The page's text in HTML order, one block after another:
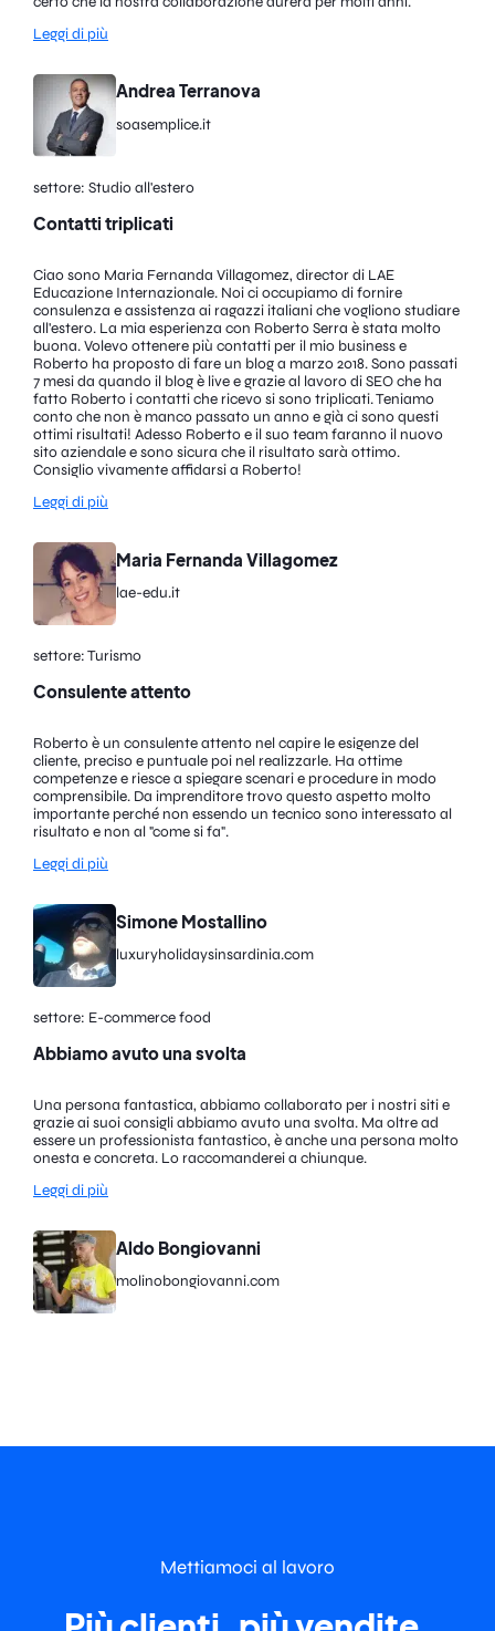
Leggi di più
Andrea Terranova
soasemplice.it
settore: Studio all'estero
Contatti triplicati
Ciao sono Maria Fernanda Villagomez, director di LAE
Educazione Internazionale. Noi ci occupiamo di fornire
consulenza e assistenza ai ragazzi italiani che vogliono studiare
all'estero. La mia esperienza con Roberto Serra è stata molto
buona. Volevo ottenere più contatti per il mio business e
Roberto ha proposto di fare un blog a marzo 2018. Sono passati
7 mesi da quando il blog è live e grazie al lavoro di SEO che ha
fatto Roberto i contatti che ricevo si sono triplicati. Teniamo
conto che non è manco passato un anno e già ci sono questi
ottimi risultati! Adesso Roberto e il suo team faranno il nuovo
sito aziendale e sono sicura che il risultato sarà ottimo.
Consiglio vivamente affidarsi a Roberto!
Leggi di più
Maria Fernanda Villagomez
lae-edu.it
settore: Turismo
Consulente attento
Roberto è un consulente attento nel capire le esigenze del
cliente, preciso e puntuale poi nel realizzarle. Ha ottime
competenze e riesce a spiegare scenari e procedure in modo
comprensibile. Da imprenditore trovo questo aspetto molto
importante perché non essendo un tecnico sono interessato al
risultato e non al "come si fa".
Leggi di più
Simone Mostallino
luxuryholidaysinsardinia.com
settore: E-commerce food
Abbiamo avuto una svolta
Una persona fantastica, abbiamo collaborato per i nostri siti e
grazie ai suoi consigli abbiamo avuto una svolta. Ma oltre ad
essere un professionista fantastico, è anche una persona molto
onesta e concreta. Lo raccomanderei a chiunque.
Leggi di più
Aldo Bongiovanni
molinobongiovanni.com
Mettiamoci al lavoro